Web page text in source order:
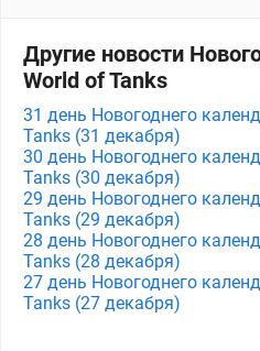
Другие новости
World of Tanks
31 день Новогоднего
Tanks (31 декабря)
30 день Новогоднего
Tanks (30 декабря)
29 день Новогоднего
Tanks (29 декабря)
28 день Новогоднего
Tanks (28 декабря)
27 день Новогоднего
Tanks (27 декабря)